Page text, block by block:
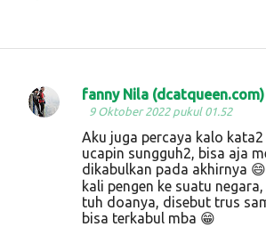
K
fanny Nila (dcatqueen.com)
9 Oktober 2022 pukul 01.52
Aku juga percaya kalo
ucapin sungguh2, bisa aja
dikabulkan pada akhirnya
kali pengen ke suatu
tuh doanya, disebut trus
bisa terkabul mba 😁